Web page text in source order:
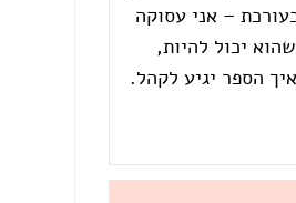
– אני עסוקה
יכול להיות,
הספר יגיע לקהל.